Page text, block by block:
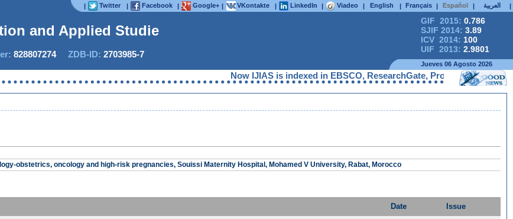
| Twitter | Facebook | Google+ | VKontakte | LinkedIn | Viadeo | English | Français | Español | العربية |
GIF 2015: 0.786
SJIF 2014: 3.89
ICV 2014: 100
UIF 2013: 2.9801
and Applied Studies
828807274ZDB-ID: 2703985-7
Jueves 06 Agosto 2026
Now IJIAS is indexed in EBSCO, ResearchGate, ProQuest,
obstetrics, oncology and high-risk pregnancies, Souissi Maternity Hospital, Mohamed V University, Rabat, Morocco
Date Issue